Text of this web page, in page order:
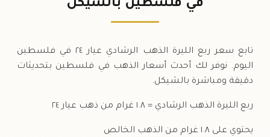
في فلسطين بالشيكل
تابع سعر ربع الليرة الذهب الرشادي عيار ٢٤ في فلسطين
اليوم. نوفر لك أحدث أسعار الذهب في فلسطين بتحديثات
دقيقة ومباشرة بالشيكل.
ربع الليرة الذهب الرشادي = ١.٨ غرام من ذهب عيار ٢٤
يحتوي على ١.٨ غرام من الذهب الخالص